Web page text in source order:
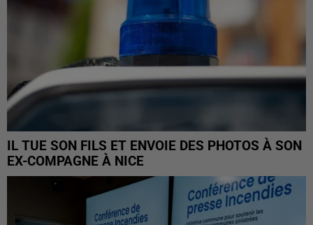
IL TUE SON FILS ET ENVOIE DES PHOTOS À SON
EX-COMPAGNE À NICE